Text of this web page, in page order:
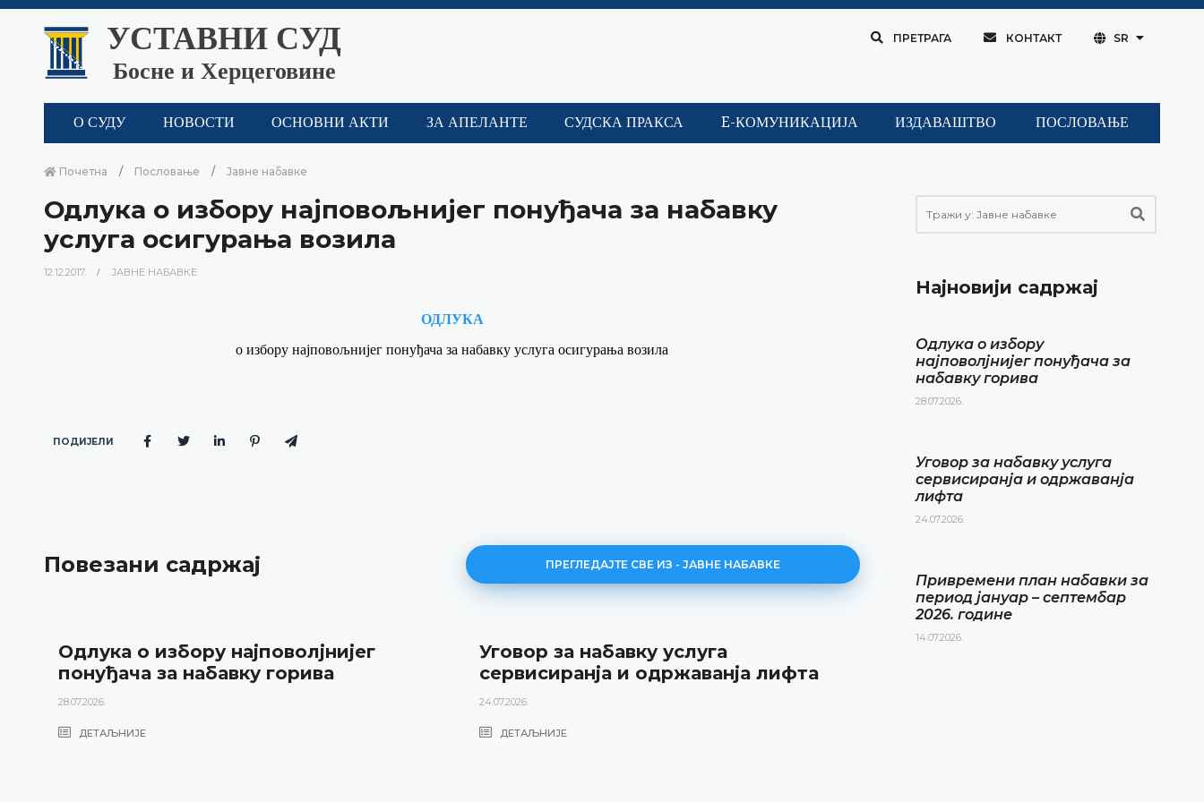
УСТАВНИ СУД
Босне и Херцеговине
ПРЕТРАГА КОНТАКТ SR
О СУДУ НОВОСТИ ОСНОВНИ АКТИ ЗА АПЕЛАНТЕ СУДСКА ПРАКСА E-КОМУНИКАЦИЈА ИЗДАВАШТВО ПОСЛОВАЊЕ
Почетна Пословање Јавне набавке
Одлука о избору најповољнијег понуђача за набавку
услуга осигурања возила
12.12.2017. ЈАВНЕ НАБАВКЕ
ОДЛУКА
о избору најповољнијег понуђача за набавку услуга осигурања возила
ПОДИЈЕЛИ
Повезани садржај ПРЕГЛЕДАЈТЕ СВЕ ИЗ - ЈАВНЕ НАБАВКЕ
Одлука о избору најповолјнијег
понуђача за набавку горива
28.07.2026.
ДЕТАЉНИЈЕ
Уговор за набавку услуга
сервисиранја и одржаванја лифта
24.07.2026.
ДЕТАЉНИЈЕ
Најновији садржај
Одлука о избору
најповолјнијег понуђача за
набавку горива
28.07.2026.
Уговор за набавку услуга
сервисиранја и одржаванја
лифта
24.07.2026.
Привремени план набавки за
период јануар – септембар
2026. године
14.07.2026.